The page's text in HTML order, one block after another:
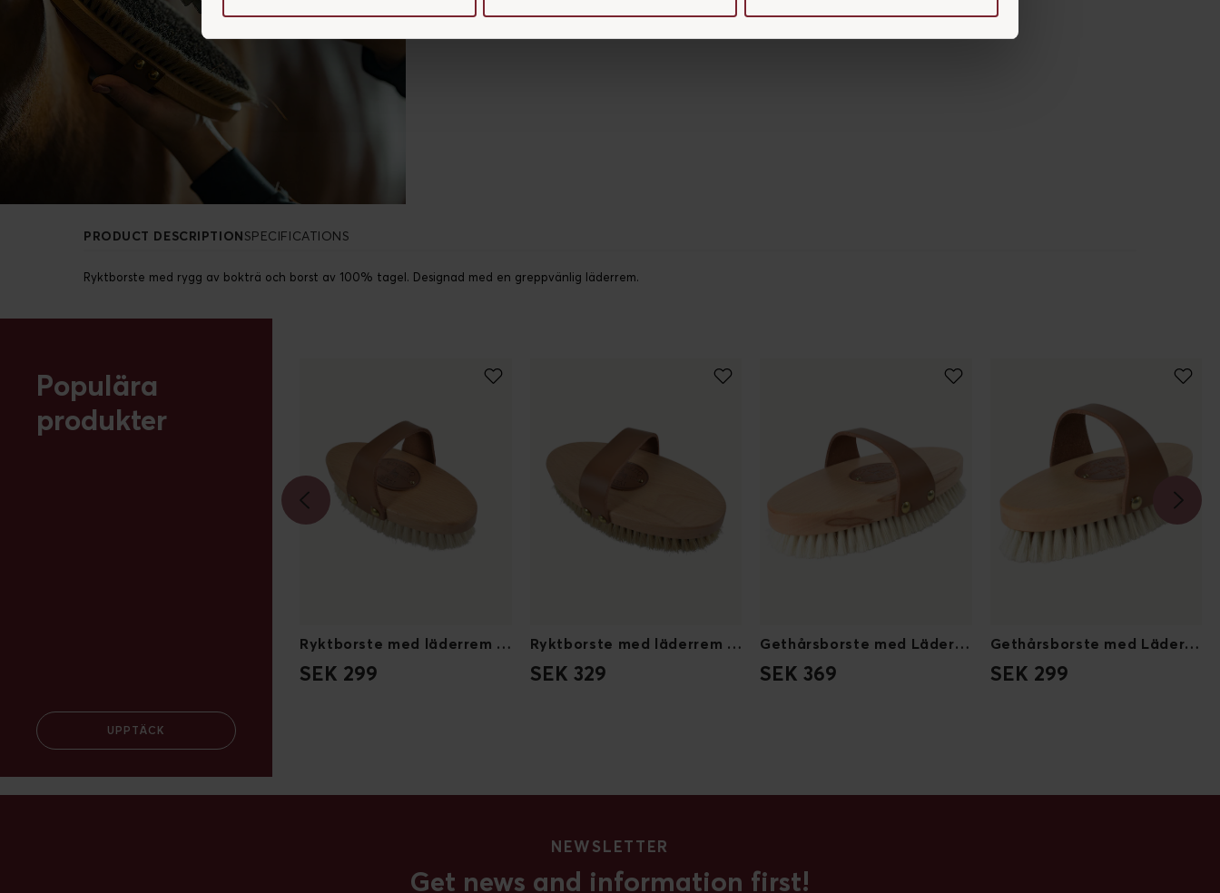
PRODUCT DESCRIPTIONSPECIFICATIONS
Ryktborste med rygg av bokträ och borst av 100% tagel. Designad med en greppvänlig läderrem.
Populära
produkter
UPPTÄCK
Ryktborste med läderrem Tagel M
SEK 299
Ryktborste med läderrem Tagel L
SEK 329
Gethårsborste med Läderrem L
SEK 369
Gethårsborste med Läderrem M
SEK 299
NEWSLETTER
Get news and information first!